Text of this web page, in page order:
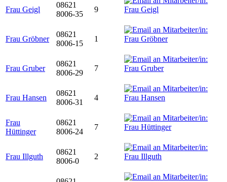
Frau Geigl
08621
8006-35
9
Frau Gröbner
08621
8006-15
1
Frau Gruber
08621
8006-29
7
Frau Hansen
08621
8006-31
4
Frau
Hüttinger
08621
8006-24
7
Frau Illguth
08621
8006-0
2